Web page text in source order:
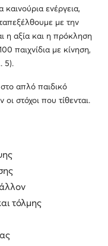
ενέργεια,
με την
η αξία και η πρόκληση
παιχνίδια με κίνηση,
5).
απλό παιδικό
οι στόχοι που τίθενται.
τόλμης